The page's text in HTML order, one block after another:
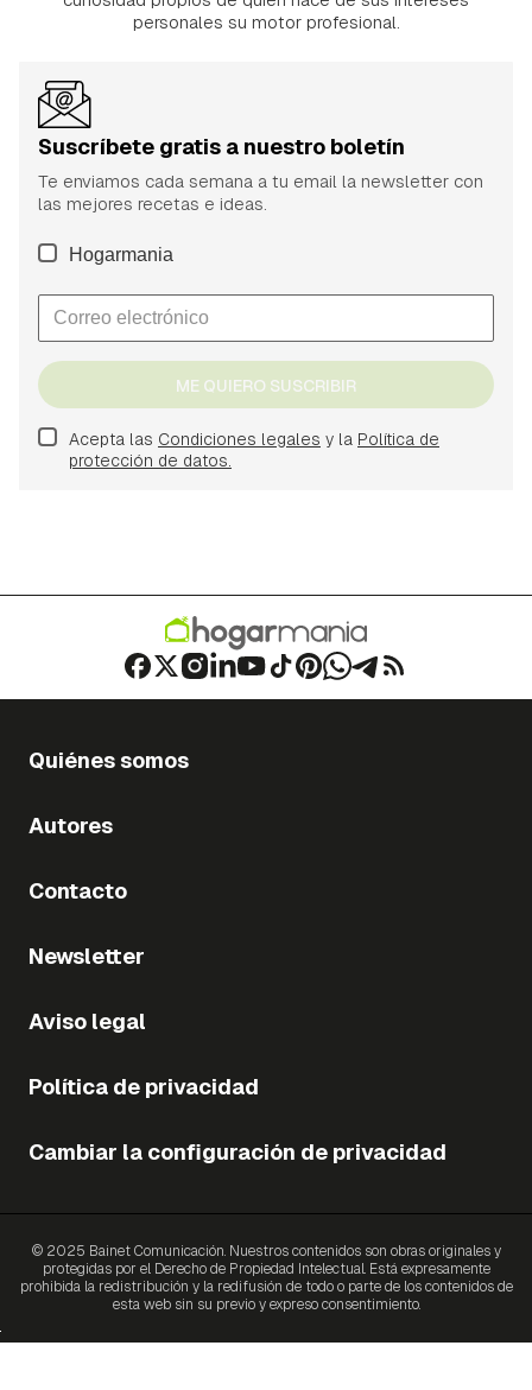
personales su motor profesional.
Suscríbete gratis a nuestro boletín
Te enviamos cada semana a tu email la newsletter con
las mejores recetas e ideas.
Hogarmania
ME QUIERO SUSCRIBIR
Acepta las Condiciones legales y la Política de
protección de datos.
Quiénes somos
Autores
Contacto
Newsletter
Aviso legal
Política de privacidad
Cambiar la configuración de privacidad
© 2025 Bainet Comunicación. Nuestros contenidos son obras originales y
protegidas por el Derecho de Propiedad Intelectual. Está expresamente
prohibida la redistribución y la redifusión de todo o parte de los contenidos de
esta web sin su previo y expreso consentimiento.